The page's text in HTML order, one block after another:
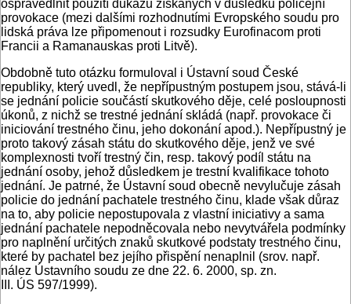
ospravedlnit použití důkazů získaných v důsledku policejní
provokace (mezi dalšími rozhodnutími Evropského soudu pro
lidská práva lze připomenout i rozsudky Eurofinacom proti
Francii a Ramanauskas proti Litvě).
Obdobně tuto otázku formuloval i Ústavní soud České
republiky, který uvedl, že nepřípustným postupem jsou, stává-li
se jednání policie součástí skutkového děje, celé posloupnosti
úkonů, z nichž se trestné jednání skládá (např. provokace či
iniciování trestného činu, jeho dokonání apod.). Nepřípustný je
proto takový zásah státu do skutkového děje, jenž ve své
komplexnosti tvoří trestný čin, resp. takový podíl státu na
jednání osoby, jehož důsledkem je trestní kvalifikace tohoto
jednání. Je patrné, že Ústavní soud obecně nevylučuje zásah
policie do jednání pachatele trestného činu, klade však důraz
na to, aby policie nepostupovala z vlastní iniciativy a sama
jednání pachatele nepodněcovala nebo nevytvářela podmínky
pro naplnění určitých znaků skutkové podstaty trestného činu,
které by pachatel bez jejího přispění nenaplnil (srov. např.
nález Ústavního soudu ze dne 22. 6. 2000, sp. zn.
III. ÚS 597/1999).